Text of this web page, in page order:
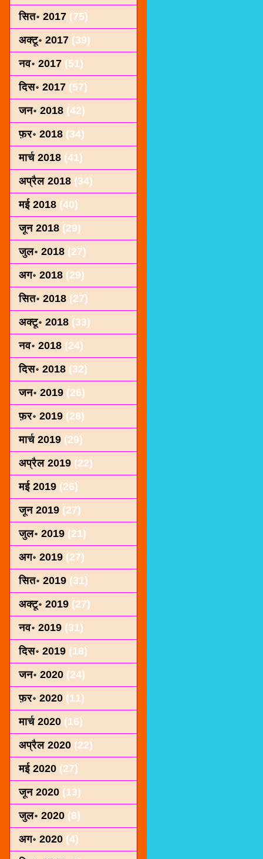
सित॰ 2017 (75)
अक्टू॰ 2017 (39)
नव॰ 2017 (51)
दिस॰ 2017 (57)
जन॰ 2018 (42)
फ़र॰ 2018 (34)
मार्च 2018 (41)
अप्रैल 2018 (34)
मई 2018 (40)
जून 2018 (29)
जुल॰ 2018 (27)
अग॰ 2018 (29)
सित॰ 2018 (27)
अक्टू॰ 2018 (33)
नव॰ 2018 (24)
दिस॰ 2018 (32)
जन॰ 2019 (26)
फ़र॰ 2019 (28)
मार्च 2019 (29)
अप्रैल 2019 (22)
मई 2019 (26)
जून 2019 (27)
जुल॰ 2019 (21)
अग॰ 2019 (27)
सित॰ 2019 (31)
अक्टू॰ 2019 (27)
नव॰ 2019 (31)
दिस॰ 2019 (18)
जन॰ 2020 (24)
फ़र॰ 2020 (11)
मार्च 2020 (16)
अप्रैल 2020 (22)
मई 2020 (27)
जून 2020 (13)
जुल॰ 2020 (8)
अग॰ 2020 (4)